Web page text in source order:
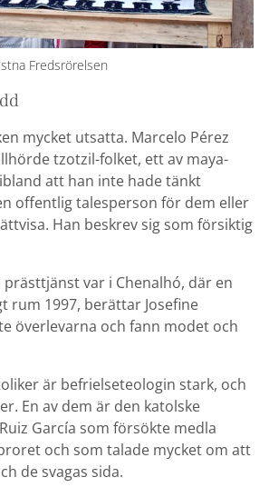
Fredsrörelsen
mycket utsatta. Marcelo Pérez
tzotzil-folket, ett av maya-
att han inte hade tänkt
offentlig talesperson för dem eller
Han beskrev sig som försiktig
var i Chenalhó, där en
rum 1997, berättar Josefine
överlevarna och fann modet och
är befrielseteologin stark, och
En av dem är den katolske
García som försökte medla
och som talade mycket om att
de svagas sida.